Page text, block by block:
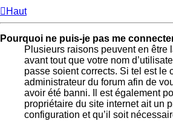
Haut
Pourquoi ne puis-je pas me
Plusieurs raisons peuvent en être
avant tout que votre nom
passe soient corrects. Si tel est le
administrateur du forum afin de
avoir été banni. Il est également
propriétaire du site internet ait un
configuration et qu’il soit